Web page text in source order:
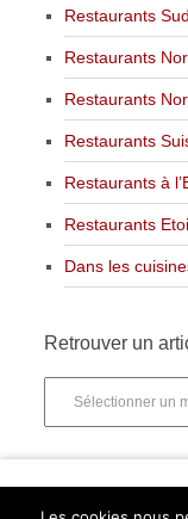
Restaurants
Restaurants
Restaurants
Restaurants
Restaurants à
Restaurants
Dans les
Retrouver un